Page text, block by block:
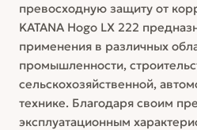
превосходную защиту от
KATANA Hogo LX 222
применения в различных
промышленности,
сельскохозяйственной,
технике. Благодаря своим
эксплуатационным